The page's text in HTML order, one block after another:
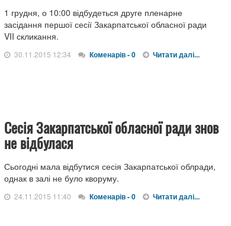
1 грудня, о 10:00 відбудеться друге пленарне
засідання першої сесії Закарпатської обласної ради
VII скликання.
30.11.2015 12:34 Коменарів - 0 Читати далі...
Сесія Закарпатської обласної ради знов
не відбулася
Сьогодні мала відбутися сесія Закарпатської облради,
однак в залі не було кворуму.
24.11.2015 11:40 Коменарів - 0 Читати далі...